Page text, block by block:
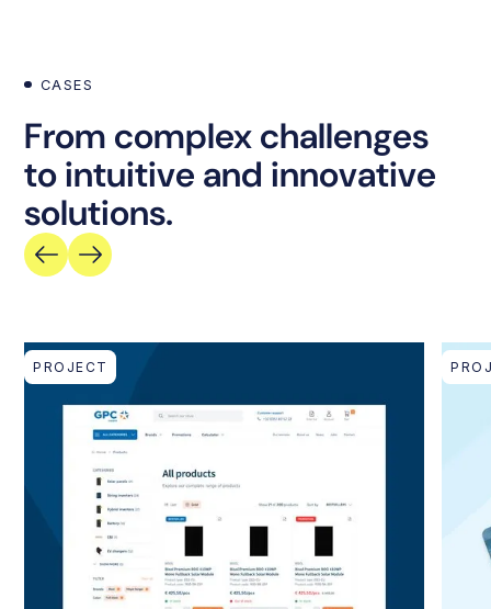
CASES
From complex challenges
to intuitive and innovative
solutions.
PROJECT